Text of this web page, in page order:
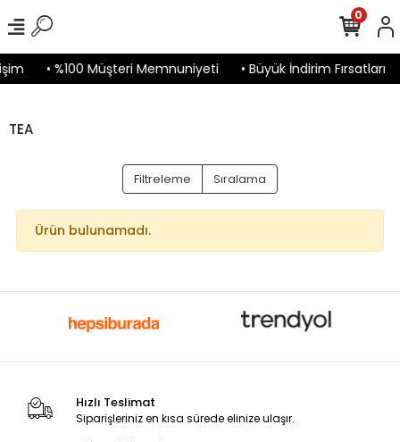
• %100 Müşteri Memnuniyeti • Büyük İndirim Fırsatları
0
TEA
Filtreleme Sıralama
Ürün bulunamadı.
Hızlı Teslimat
Siparişleriniz en kısa sürede elinize ulaşır.